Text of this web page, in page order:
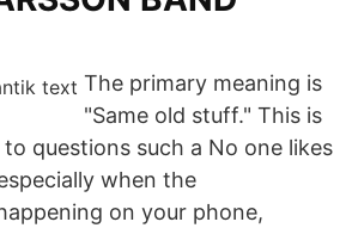
The primary meaning is
"Same old stuff." This is
questions such a No one likes
when the
on your phone,